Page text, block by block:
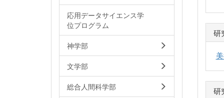
研
研
応用データサイエンス学
位プログラム
神学部
文学部
総合人間科学部